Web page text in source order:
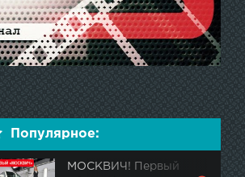
Популярное:
МОСКВИЧ! Первый